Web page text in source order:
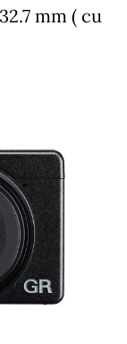
mm ( cu